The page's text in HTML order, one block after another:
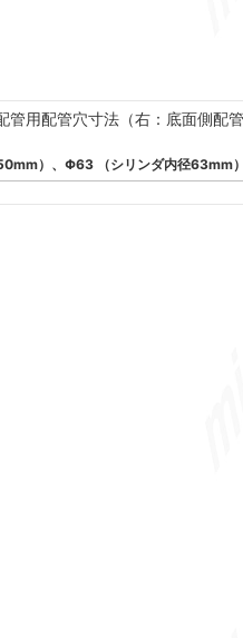
用配管穴寸法（右：底面側配
）、Φ63 （シリンダ内径63mm